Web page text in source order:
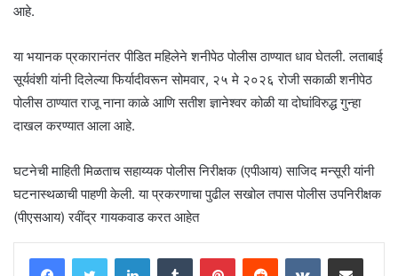
आहे.
या भयानक प्रकारानंतर पीडित महिलेने शनीपेठ पोलीस ठाण्यात धाव घेतली. लताबाई
सूर्यवंशी यांनी दिलेल्या फिर्यादीवरून सोमवार, २५ मे २०२६ रोजी सकाळी शनीपेठ
पोलीस ठाण्यात राजू नाना काळे आणि सतीश ज्ञानेश्वर कोळी या दोघांविरुद्ध गुन्हा
दाखल करण्यात आला आहे.
घटनेची माहिती मिळताच सहाय्यक पोलीस निरीक्षक (एपीआय) साजिद मन्सूरी यांनी
घटनास्थळाची पाहणी केली. या प्रकरणाचा पुढील सखोल तपास पोलीस उपनिरीक्षक
(पीएसआय) रवींद्र गायकवाड करत आहेत
LinkedInTumblr PinterestReddit VKontakteShare via Email